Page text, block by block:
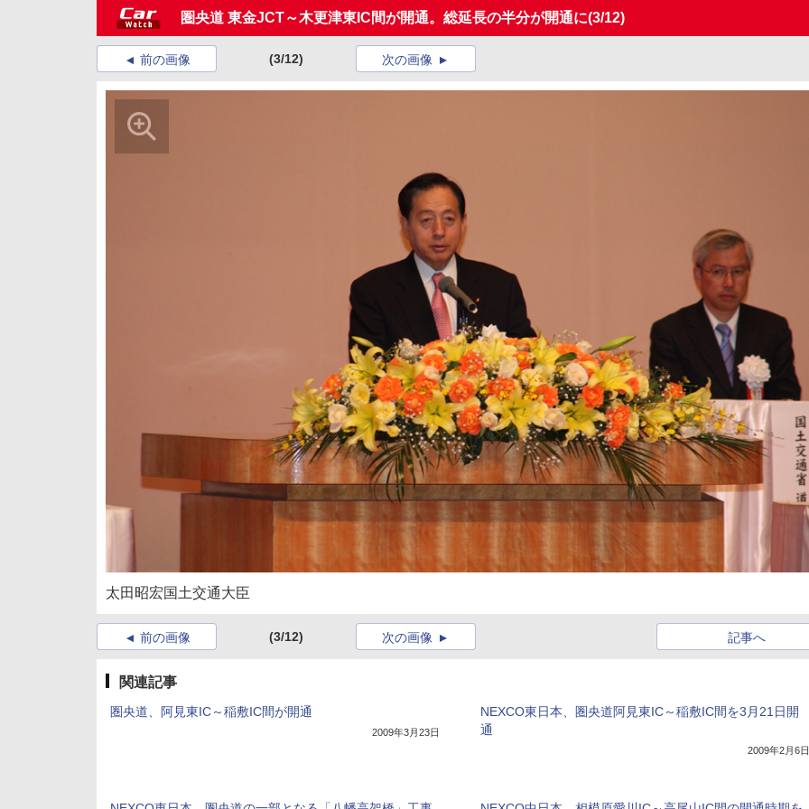
圏央道 東金JCT～木更津東IC間が開通。総延長の半分が開通に(3/12)
前の画像 (3/12) 次の画像
太田昭宏国土交通大臣
前の画像 (3/12) 記事へ
次の画像
関連記事
圏央道、阿見東IC～稲敷IC間が開通
2009年3月23日
NEXCO東日本、圏央道阿見東IC～稲敷IC間を3月21日開
通
2009年2月6日